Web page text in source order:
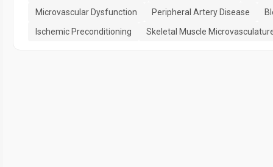
Microvascular Dysfunction
Peripheral Artery Disease
Ischemic Preconditioning
Skeletal Muscle